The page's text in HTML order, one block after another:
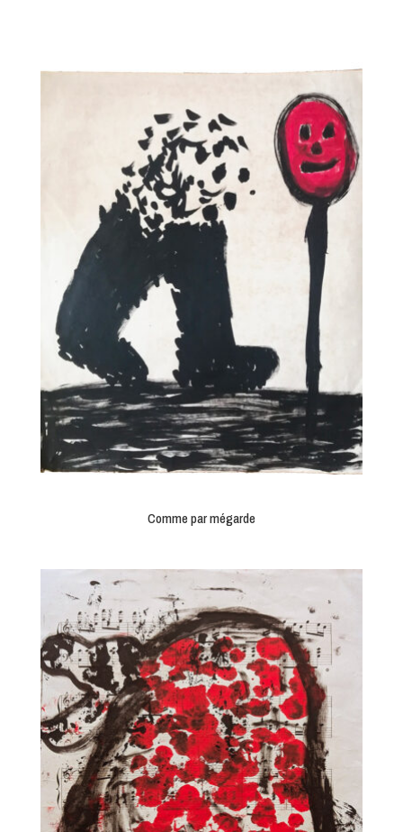
Comme par mégarde